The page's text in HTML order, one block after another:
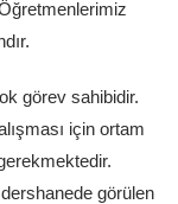
görev sahibidir.
için ortam
görülen